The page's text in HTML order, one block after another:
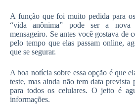
A função que foi muito pedida para
“vida anônima” pode ser a nova
mensageiro. Se antes você gostava de
pelo tempo que elas passam online,
que se segurar.
A boa notícia sobre essa opção é que
teste, mas ainda não tem data prevista
para todos os celulares. O jeito é
informações.